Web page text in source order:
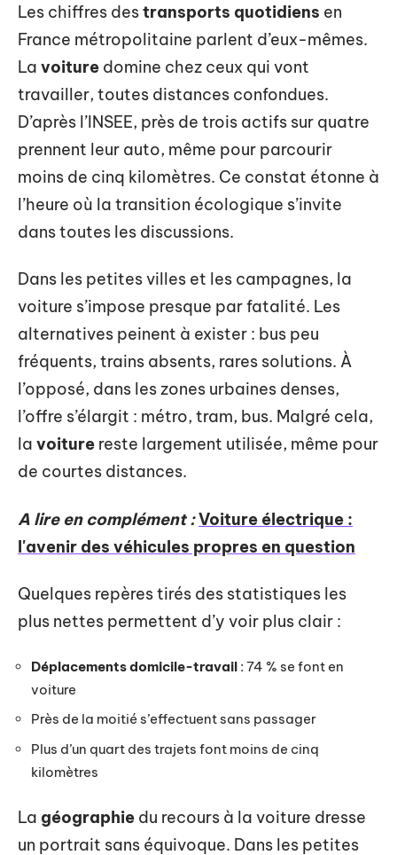
Les chiffres destransports quotidiens en
France métropolitaine parlent d’eux-mêmes.
La voiture domine chez ceux qui vont
travailler, toutes distances confondues.
D’après l’INSEE, près de trois actifs sur quatre
prennent leur auto, même pour parcourir
moins de cinq kilomètres. Ce constat étonne à
l’heure où la transition écologique s’invite
dans toutes les discussions.
Dans les petites villes et les campagnes, la
voiture s’impose presque par fatalité. Les
alternatives peinent à exister : bus peu
fréquents, trains absents, rares solutions. À
l’opposé, dans les zones urbaines denses,
l’offre s’élargit : métro, tram, bus. Malgré cela,
la voiture reste largement utilisée, même pour
de courtes distances.
A lire en complément :Voiture électrique :
l'avenir des véhicules propres en question
Quelques repères tirés des statistiques les
plus nettes permettent d’y voir plus clair :
Déplacements domicile-travail : 74 % se font en
voiture
Près de la moitié s’effectuent sans passager
Plus d’un quart des trajets font moins de cinq
kilomètres
La géographie du recours à la voiture dresse
un portrait sans équivoque. Dans les petites